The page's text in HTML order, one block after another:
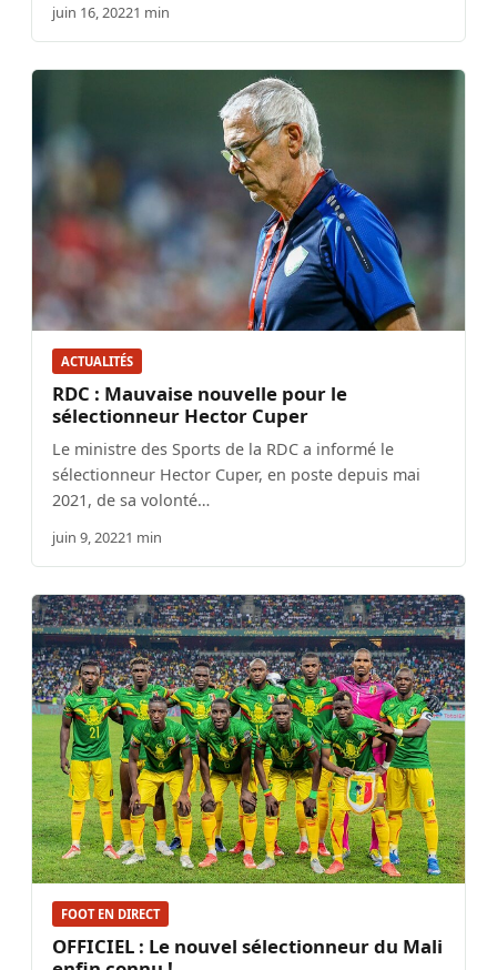
juin 16, 20221 min
ACTUALITÉS
RDC : Mauvaise nouvelle pour le
sélectionneur Hector Cuper
Le ministre des Sports de la RDC a informé le
sélectionneur Hector Cuper, en poste depuis mai
2021, de sa volonté…
juin 9, 20221 min
FOOT EN DIRECT
OFFICIEL : Le nouvel sélectionneur du Mali